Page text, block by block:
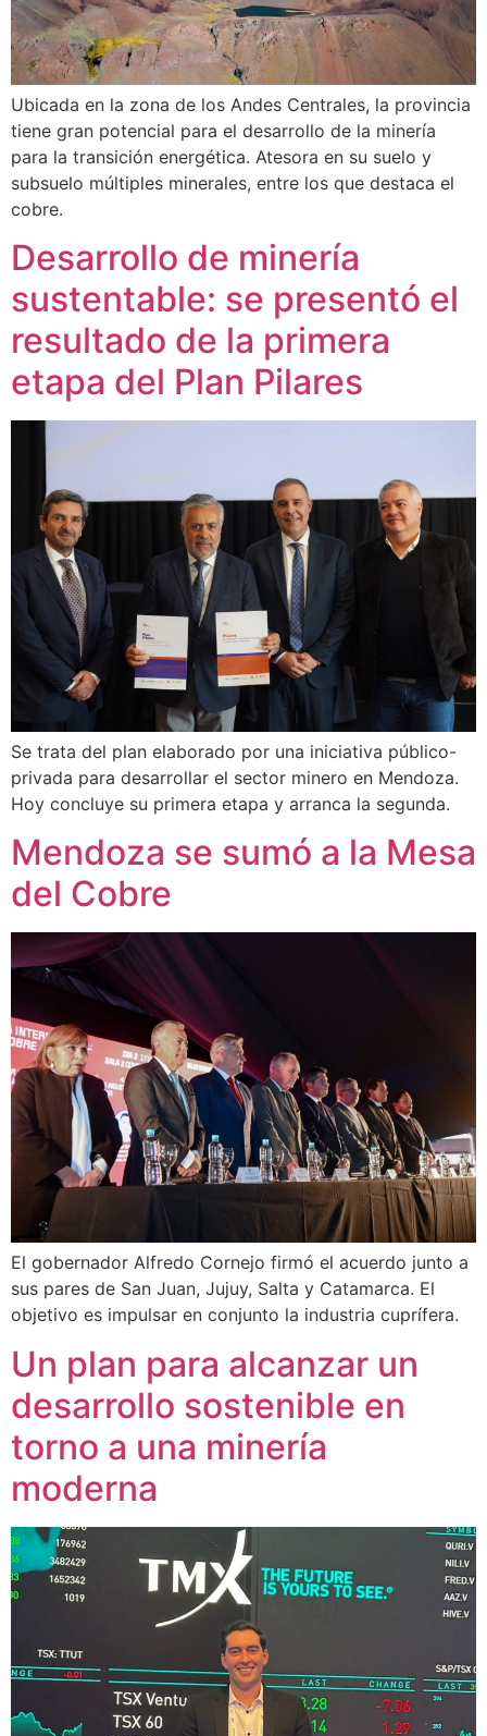
Ubicada en la zona de los Andes Centrales, la provincia
tiene gran potencial para el desarrollo de la minería
para la transición energética. Atesora en su suelo y
subsuelo múltiples minerales, entre los que destaca el
cobre.
Desarrollo de minería
sustentable: se presentó el
resultado de la primera
etapa del Plan Pilares
Se trata del plan elaborado por una iniciativa público-
privada para desarrollar el sector minero en Mendoza.
Hoy concluye su primera etapa y arranca la segunda.
Mendoza se sumó a la Mesa
del Cobre
El gobernador Alfredo Cornejo firmó el acuerdo junto a
sus pares de San Juan, Jujuy, Salta y Catamarca. El
objetivo es impulsar en conjunto la industria cuprífera.
Un plan para alcanzar un
desarrollo sostenible en
torno a una minería
moderna